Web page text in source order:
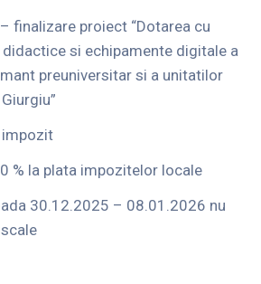
finalizare proiect “Dotarea cu
si echipamente digitale a
preuniversitar si a unitatilor
impozit
% la plata impozitelor locale
30.12.2025 – 08.01.2026 nu